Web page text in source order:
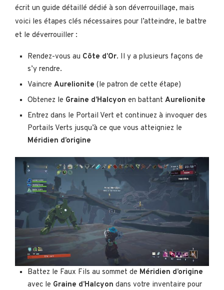
écrit un guide détaillé dédié à son déverrouillage, mais
voici les étapes clés nécessaires pour l’atteindre, le battre
et le déverrouiller :
Rendez-vous au Côte d’Or. Il y a plusieurs façons de
s’y rendre.
Vaincre Aurelionite (le patron de cette étape)
Obtenez le Graine d’Halcyon en battant Aurelionite
Entrez dans le Portail Vert et continuez à invoquer des
Portails Verts jusqu’à ce que vous atteigniez le
Méridien d’origine
Battez le Faux Fils au sommet de Méridien d’origine
avec le Graine d’Halcyon dans votre inventaire pour